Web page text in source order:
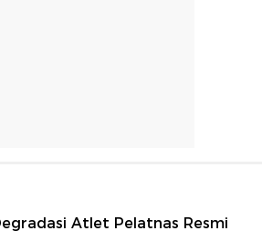
Atlet Pelatnas Resmi